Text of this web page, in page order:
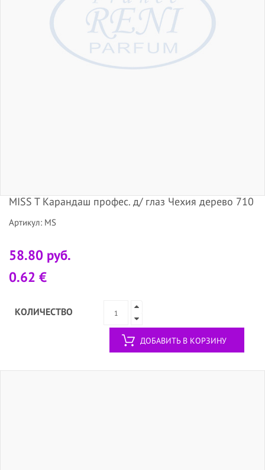
MISS T Карандаш профес. д/ глаз Чехия дерево 710
Артикул: MS
58.80 руб.
0.62 €
КОЛИЧЕСТВО
ДОБАВИТЬ В КОРЗИНУ